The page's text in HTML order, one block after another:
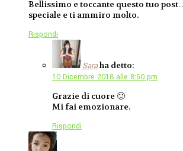
Bellissimo e toccante questo tuo
speciale e ti ammiro molto.
Rispondi
Saraha detto:
10 Dicembre 2018 alle 8:50 pm
Grazie di cuore 🙂
Mi fai emozionare.
Rispondi